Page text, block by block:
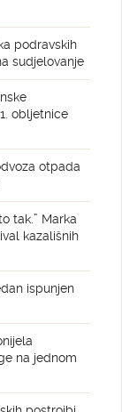
podravskih
sudjelovanje
obljetnice
otpada
tak.” Marka
kazališnih
ispunjen
na jednom